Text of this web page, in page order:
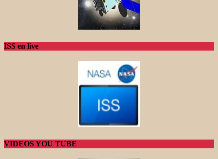
ISS en live
VIDEOS YOU TUBE